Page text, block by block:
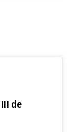
de